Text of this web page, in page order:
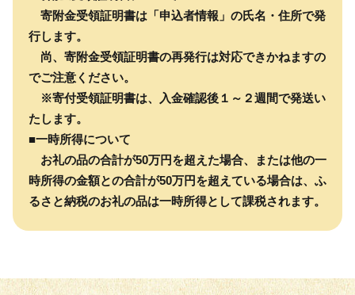
寄附金受領証明書は「申込者情報」の氏名・住所で発
行します。
尚、寄附金受領証明書の再発行は対応できかねますの
でご注意ください。
※寄付受領証明書は、入金確認後１～２週間で発送い
たします。
■一時所得について
お礼の品の合計が50万円を超えた場合、または他の一
時所得の金額との合計が50万円を超えている場合は、ふ
るさと納税のお礼の品は一時所得として課税されます。